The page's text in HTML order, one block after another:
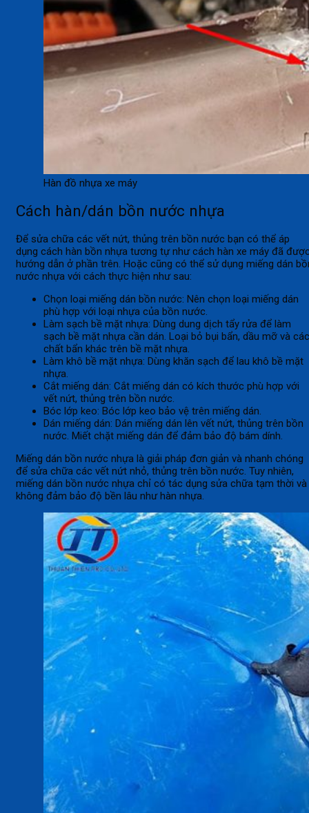
Hàn đồ nhựa xe máy
Cách hàn/dán bồn nước nhựa
Để sửa chữa các vết nứt, thủng trên bồn nước bạn có thể áp
dụng cách hàn bồn nhựa tương tự như cách hàn xe máy đã
hướng dẫn ở phần trên. Hoặc cũng có thể sử dụng miếng dán
nước nhựa với cách thực hiện như sau:
Chọn loại miếng dán bồn nước: Nên chọn loại miếng dán
phù hợp với loại nhựa của bồn nước.
Làm sạch bề mặt nhựa: Dùng dung dịch tẩy rửa để làm
sạch bề mặt nhựa cần dán. Loại bỏ bụi bẩn, dầu mỡ và các
chất bẩn khác trên bề mặt nhựa.
Làm khô bề mặt nhựa: Dùng khăn sạch để lau khô bề mặt
nhựa.
Cắt miếng dán: Cắt miếng dán có kích thước phù hợp với
vết nứt, thủng trên bồn nước.
Bóc lớp keo: Bóc lớp keo bảo vệ trên miếng dán.
Dán miếng dán: Dán miếng dán lên vết nứt, thủng trên bồn
nước. Miết chặt miếng dán để đảm bảo độ bám dính.
Miếng dán bồn nước nhựa là giải pháp đơn giản và nhanh chóng
để sửa chữa các vết nứt nhỏ, thủng trên bồn nước. Tuy nhiên,
miếng dán bồn nước nhựa chỉ có tác dụng sửa chữa tạm thời và
không đảm bảo độ bền lâu như hàn nhựa.